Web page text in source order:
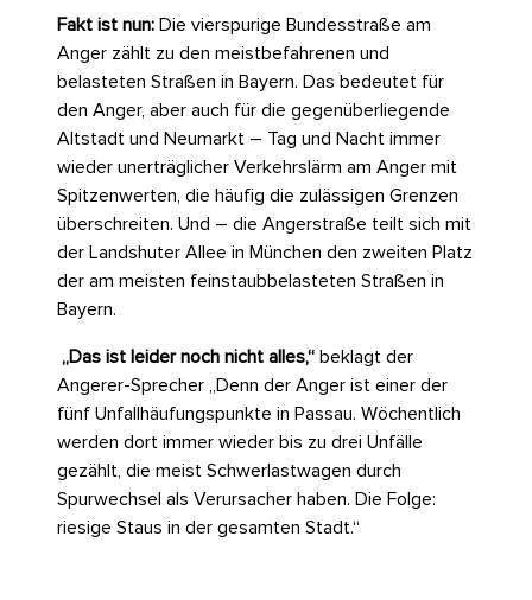
Fakt ist nun: Die vierspurige Bundesstraße am
Anger zählt zu den meistbefahrenen und
belasteten Straßen in Bayern. Das bedeutet für
den Anger, aber auch für die gegenüberliegende
Altstadt und Neumarkt – Tag und Nacht immer
wieder unerträglicher Verkehrslärm am Anger mit
Spitzenwerten, die häufig die zulässigen Grenzen
überschreiten. Und – die Angerstraße teilt sich mit
der Landshuter Allee in München den zweiten Platz
der am meisten feinstaubbelasteten Straßen in
Bayern.
„Das ist leider noch nicht alles,“ beklagt der
Angerer-Sprecher „Denn der Anger ist einer der
fünf Unfallhäufungspunkte in Passau. Wöchentlich
werden dort immer wieder bis zu drei Unfälle
gezählt, die meist Schwerlastwagen durch
Spurwechsel als Verursacher haben. Die Folge:
riesige Staus in der gesamten Stadt.“